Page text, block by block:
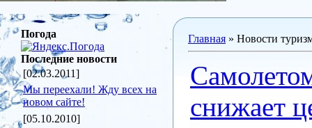
Погода
Последние новости
[02.03.2011]
Мы переехали! Жду всех на
новом сайте!
[05.10.2010]
Главная » Новости
снижает